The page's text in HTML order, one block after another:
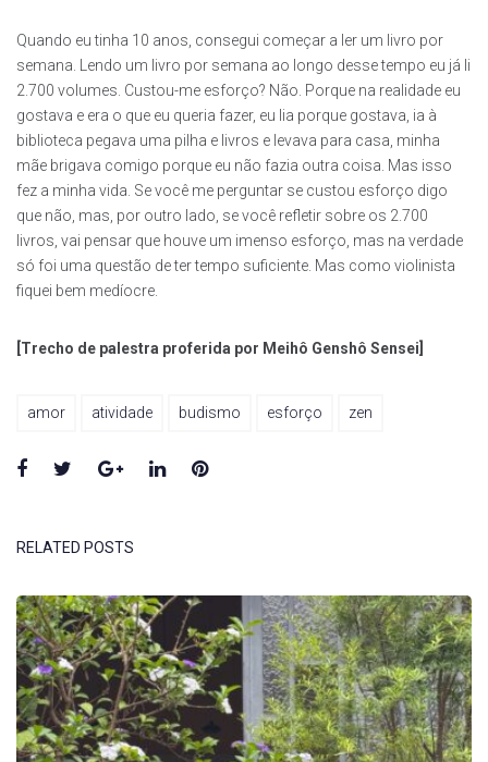
Quando eu tinha 10 anos, consegui começar a ler um livro por
semana. Lendo um livro por semana ao longo desse tempo eu já li
2.700 volumes. Custou-me esforço? Não. Porque na realidade eu
gostava e era o que eu queria fazer, eu lia porque gostava, ia à
biblioteca pegava uma pilha e livros e levava para casa, minha
mãe brigava comigo porque eu não fazia outra coisa. Mas isso
fez a minha vida. Se você me perguntar se custou esforço digo
que não, mas, por outro lado, se você refletir sobre os 2.700
livros, vai pensar que houve um imenso esforço, mas na verdade
só foi uma questão de ter tempo suficiente. Mas como violinista
fiquei bem medíocre.
[Trecho de palestra proferida por Meihô Genshô Sensei]
amor atividade budismo esforço zen
Facebook
TwitterGoogle+LinkedInPinterest
RELATED POSTS